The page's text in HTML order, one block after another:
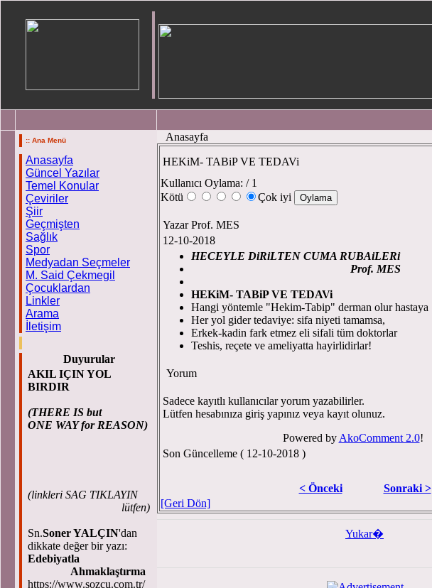
:: Ana Menü
Anasayfa
Güncel Yazılar
Temel Konular
Çeviriler
Şiir
Geçmişten
Sağlık
Spor
Medyadan Seçmeler
M. Said Çekmegil
Çocuklardan
Linkler
Arama
İletişim
Duyurular
AKIL IÇIN YOL
BIRDIR
(THERE IS but
ONE WAY for REASON)
(linkleri SAG TIKLAYIN
lütfen)
Sn.Soner YALÇIN'dan
dikkate değer bir yazı:
Edebiyatla
Ahmaklaştırma
https://www.sozcu.com.tr/
Anasayfa
HEKiM- TABiP VE TEDAVi
Kullanıcı Oylama: / 1
Kötü
Çok iyi
Yazar Prof. MES
12-10-2018
HECEYLE DiRiLTEN CUMA RUBAiLERi
Prof. MES
HEKiM- TABiP VE TEDAVi
Hangi yöntemle "Hekim-Tabip" derman olur hastaya
Her yol gider tedaviye: sifa niyeti tamamsa,
Erkek-kadin fark etmez eli sifali tüm doktorlar
Teshis, reçete ve ameliyatta hayirlidirlar!
Yorum
Sadece kayıtlı kullanıcılar yorum yazabilirler.
Lütfen hesabınıza giriş yapınız veya kayıt olunuz.
Powered by AkoComment 2.0!
Son Güncelleme ( 12-10-2018 )
< Önceki
Sonraki >
[Geri Dön]
Yukar�